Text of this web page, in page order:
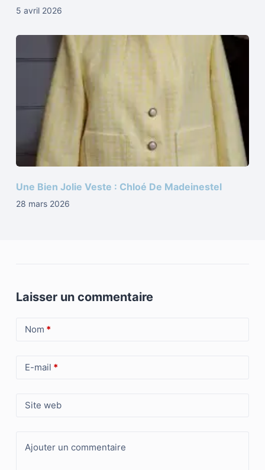
5 avril 2026
Une Bien Jolie Veste : Chloé De Madeinestel
28 mars 2026
Laisser un commentaire
Nom *
E-mail *
Site web
Ajouter un commentaire